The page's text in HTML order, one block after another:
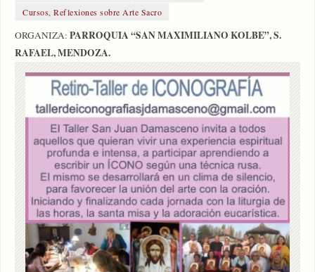
Cursos ,Reflexiones sobre Arte Sacro
ORGANIZA: PARROQUIA “SAN MAXIMILIANO KOLBE”, S.
RAFAEL, MENDOZA.